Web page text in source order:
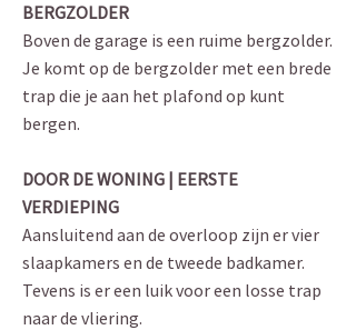
BERGZOLDER
Boven de garage is een ruime bergzolder.
Je komt op de bergzolder met een brede
trap die je aan het plafond op kunt
bergen.
DOOR DE WONING | EERSTE
VERDIEPING
Aansluitend aan de overloop zijn er vier
slaapkamers en de tweede badkamer.
Tevens is er een luik voor een losse trap
naar de vliering.